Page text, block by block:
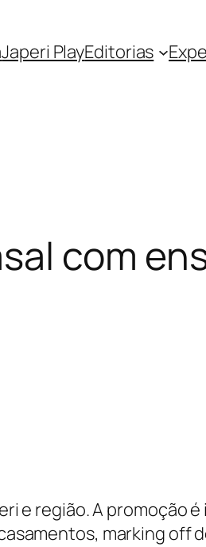
Japeri PlayEditorias
com
e região. A promoção é
marking off